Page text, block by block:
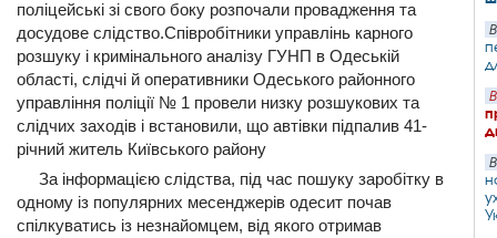
поліцейські зі свого боку розпочали провадження та
досудове слідство.Співробітники управлінь карного
розшуку і кримінального аналізу ГУНП в Одеській
області, слідчі й оперативники Одеського районного
управління поліції № 1 провели низку розшукових та
слідчих заходів і встановили, що автівки підпалив 41-
річний житель Київського району
За інформацією слідства, під час пошуку заробітку в
одному із популярних месенджерів одесит почав
спілкуватись із незнайомцем, від якого отримав